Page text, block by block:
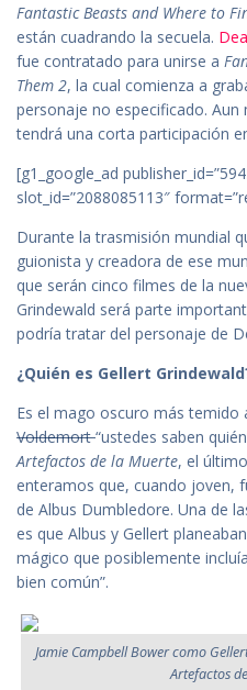
Fantastic Beasts and Where to
están cuadrando la secuela.
fue contratado para unirse a
Them 2, la cual comienza a
personaje no especificado.
tendrá una corta participación
[g1_google_ad
slot_id=”2088085113″
Durante la trasmisión mundial
guionista y creadora de ese
que serán cinco filmes de la
Grindewald será parte
podría tratar del personaje de
¿Quién es Gellert
Es el mago oscuro más temido
Voldemort“ustedes saben
Artefactos de la Muerte, el
enteramos que, cuando joven,
de Albus Dumbledore. Una de
es que Albus y Gellert
mágico que posiblemente
bien común”.
Jamie Campbell Bower como
Artefactos